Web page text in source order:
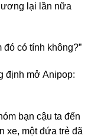
lại lần nữa
có tính không?”
định mở Anipop:
bạn cậu ta đến
xe, một đứa trẻ đã